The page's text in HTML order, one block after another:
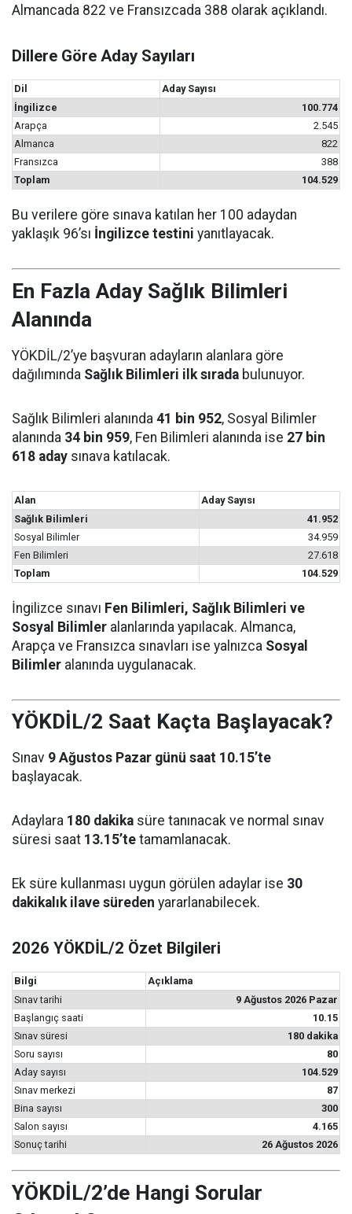
Almancada 822 ve Fransızcada 388 olarak açıklandı.
Dillere Göre Aday Sayıları
Dil
Aday Sayısı
İngilizce
100.774
Arapça
2.545
Almanca
822
Fransızca
388
Toplam
104.529
Bu verilere göre sınava katılan her 100 adaydan
yaklaşık 96’sı İngilizce testini yanıtlayacak.
En Fazla Aday Sağlık Bilimleri
Alanında
YÖKDİL/2’ye başvuran adayların alanlara göre
dağılımında Sağlık Bilimleri ilk sırada bulunuyor.
Sağlık Bilimleri alanında 41 bin 952, Sosyal Bilimler
alanında 34 bin 959, Fen Bilimleri alanında ise 27 bin
618 aday sınava katılacak.
Alan
Aday Sayısı
Sağlık Bilimleri
41.952
Sosyal Bilimler
34.959
Fen Bilimleri
27.618
Toplam
104.529
İngilizce sınavı Fen Bilimleri, Sağlık Bilimleri ve
Sosyal Bilimler alanlarında yapılacak. Almanca,
Arapça ve Fransızca sınavları ise yalnızca Sosyal
Bilimler alanında uygulanacak.
YÖKDİL/2 Saat Kaçta Başlayacak?
Sınav 9 Ağustos Pazar günü saat 10.15’te
başlayacak.
Adaylara 180 dakika süre tanınacak ve normal sınav
süresi saat 13.15’te tamamlanacak.
Ek süre kullanması uygun görülen adaylar ise 30
dakikalık ilave süreden yararlanabilecek.
2026 YÖKDİL/2 Özet Bilgileri
Bilgi
Açıklama
Sınav tarihi
9 Ağustos 2026 Pazar
Başlangıç saati
10.15
Sınav süresi
180 dakika
Soru sayısı
80
Aday sayısı
104.529
Sınav merkezi
87
Bina sayısı
300
Salon sayısı
4.165
Sonuç tarihi
26 Ağustos 2026
YÖKDİL/2’de Hangi Sorular